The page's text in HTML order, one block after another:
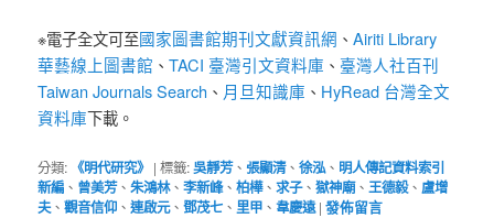
※電子全文可至國家圖書館期刊文獻資訊網 、Airiti Library
華藝線上圖書館 、TACI 臺灣引文資料庫 、 臺灣人社百刊
Taiwan Journals Search 、 月旦知識庫 、 HyRead 台灣全文
資料庫下載。
分類: 《明代研究》 |標籤:吳靜芳、張顯清、徐泓、 明人傳記資料索引
新編 、 曾美芳、朱鴻林、李新峰、柏樺、求子、獄神廟、王德毅、 盧增
夫、觀音信仰 、連啟元、鄧茂七 、 里甲 、韋慶遠 |發佈留言